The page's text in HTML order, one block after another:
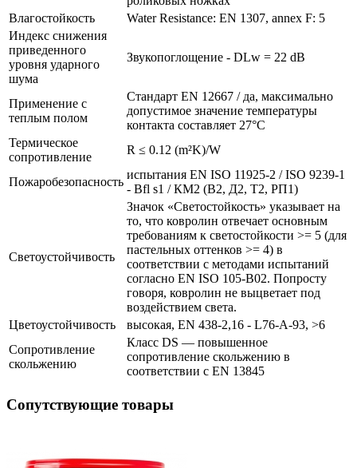
Влагостойкость
Water Resistance: EN 1307, annex F: 5
Индекс снижения
приведенного
уровня ударного
шума
Звукопоглощение - DLw = 22 dB
Применение с
теплым полом
Стандарт EN 12667 / да, максимально
допустимое значение температуры
контакта составляет 27°С
Термическое
сопротивление
R ≤ 0.12 (m²K)/W
Пожаробезопасность
испытания EN ISO 11925-2 / ISO 9239-1
- Bfl s1 / КМ2 (В2, Д2, Т2, РП1)
Светоустойчивость
Значок «Светостойкость» указывает на
то, что ковролин отвечает основным
требованиям к светостойкости >= 5 (для
пастельных оттенков >= 4) в
соответствии с методами испытаний
согласно EN ISO 105-B02. Попросту
говоря, ковролин не выцветает под
воздействием света.
Цветоустойчивость
высокая, EN 438-2,16 - L76-A-93, >6
Сопротивление
скольжению
Класс DS — повышенное
сопротивление скольжению в
соответствии с EN 13845
Сопутствующие товары